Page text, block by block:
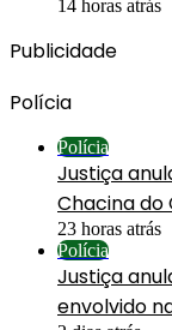
14 horas atrás
Publicidade
Polícia
Polícia
Justiça
Chacina do
23 horas atrás
Polícia
Justiça
envolvido